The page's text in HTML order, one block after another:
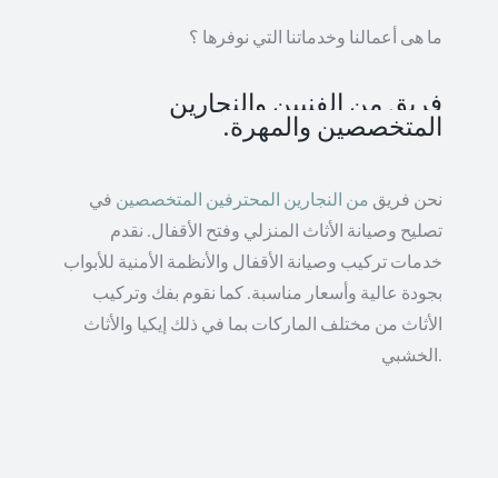
ما هى أعمالنا وخدماتنا التي نوفرها ؟
فريق من الفنيين والنجارين
المتخصصين والمهرة.
نحن فريق من النجارين المحترفين المتخصصين في
تصليح وصيانة الأثاث المنزلي وفتح الأقفال. نقدم
خدمات تركيب وصيانة الأقفال والأنظمة الأمنية للأبواب
بجودة عالية وأسعار مناسبة. كما نقوم بفك وتركيب
الأثاث من مختلف الماركات بما في ذلك إيكيا والأثاث
الخشبي.